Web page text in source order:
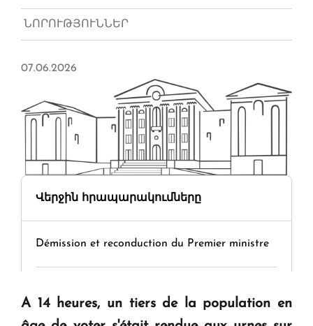
ՆՈՐՈՒԹՅՈՒՆՆԵՐ
07.06.2026
Վերջին հրապարակումները
Démission et reconduction du Premier ministre
guerre, on est tous des perdants »
A 14 heures, un tiers de la population en